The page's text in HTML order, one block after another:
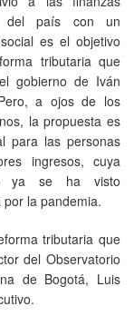
del país con un
es el objetivo
tributaria que
gobierno de Iván
a ojos de los
la propuesta es
para las personas
ingresos, cuya
ya se ha visto
por la pandemia.
tributaria que
del Observatorio
de Bogotá, Luis